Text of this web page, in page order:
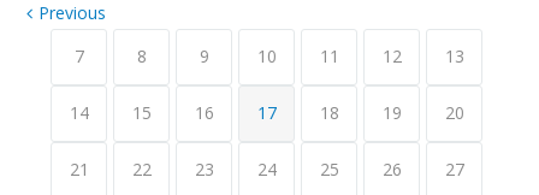
Previous
7
8 9 10 11 12 13
14 15 16 17 18 19 20
21 22 23 24 25 26 27